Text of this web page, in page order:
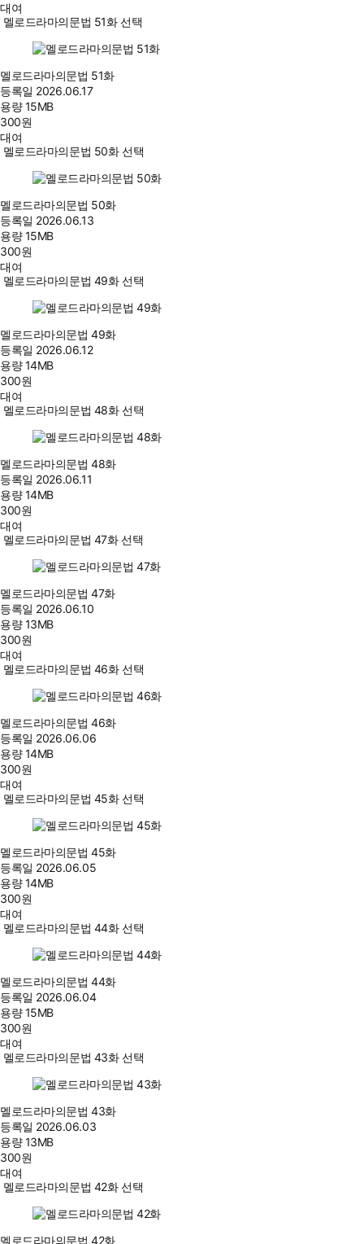
대여
멜로드라마의문법 51화 선택
멜로드라마의문법 51화
등록일 2026.06.17
용량15MB
300원
대여
멜로드라마의문법 50화 선택
멜로드라마의문법 50화
등록일 2026.06.13
용량15MB
300원
대여
멜로드라마의문법 49화 선택
멜로드라마의문법 49화
등록일 2026.06.12
용량14MB
300원
대여
멜로드라마의문법 48화 선택
멜로드라마의문법 48화
등록일 2026.06.11
용량14MB
300원
대여
멜로드라마의문법 47화 선택
멜로드라마의문법 47화
등록일 2026.06.10
용량13MB
300원
대여
멜로드라마의문법 46화 선택
멜로드라마의문법 46화
등록일 2026.06.06
용량14MB
300원
대여
멜로드라마의문법 45화 선택
멜로드라마의문법 45화
등록일 2026.06.05
용량14MB
300원
대여
멜로드라마의문법 44화 선택
멜로드라마의문법 44화
등록일 2026.06.04
용량15MB
300원
대여
멜로드라마의문법 43화 선택
멜로드라마의문법 43화
등록일 2026.06.03
용량13MB
300원
대여
멜로드라마의문법 42화 선택
멜로드라마의문법 42화